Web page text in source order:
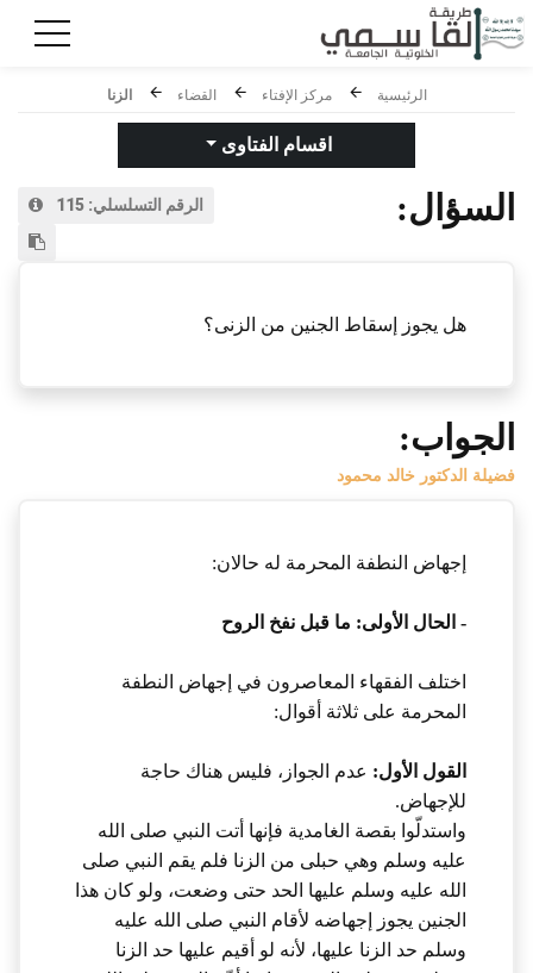
الرئيسية مركز الإفتاء القضاء الزنا
اقسام الفتاوى
السؤال: الرقم التسلسلي: 115
هل يجوز إسقاط الجنين من الزنى؟
الجواب:
فضيلة الدكتور خالد محمود
إجهاض النطفة المحرمة له حالان:
- الحال الأولى: ما قبل نفخ الروح
اختلف الفقهاء المعاصرون في إجهاض النطفة
المحرمة على ثلاثة أقوال:
القول الأول: عدم الجواز، فليس هناك حاجة
للإجهاض.
واستدلّوا بقصة الغامدية فإنها أتت النبي صلى الله
عليه وسلم وهي حبلى من الزنا فلم يقم النبي صلى
الله عليه وسلم عليها الحد حتى وضعت، ولو كان هذا
الجنين يجوز إجهاضه لأقام النبي صلى الله عليه
وسلم حد الزنا عليها، لأنه لو أقيم عليها حد الزنا